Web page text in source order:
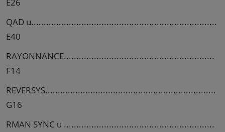
QAD u..........................................................................
E40
RAYONNANCE............................................................
F14
REVERSYS....................................................................
G16
RMAN SYNC u ............................................................